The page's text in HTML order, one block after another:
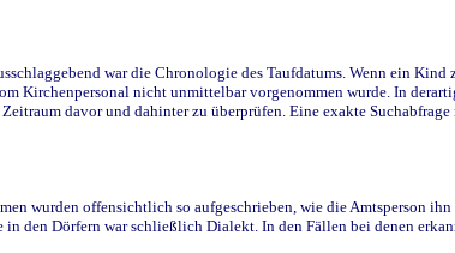
war die Chronologie des Taufdatums. Wenn ein
Kirchenpersonal nicht unmittelbar vorgenommen wurde. In
davor und dahinter zu überprüfen. Eine exakte
wurden offensichtlich so aufgeschrieben, wie die Amtsperson
den Dörfern war schließlich Dialekt. In den Fällen bei denen